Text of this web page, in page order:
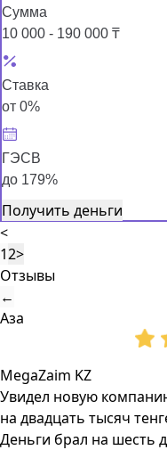
Сумма
10 000 - 190 000 ₸
Ставка
от 0%
ГЭСВ
до 179%
Получить деньги
<
12>
Отзывы
←
Аза
MegaZaim KZ
Увидел новую
на двадцать тысяч
Деньги брал на шесть